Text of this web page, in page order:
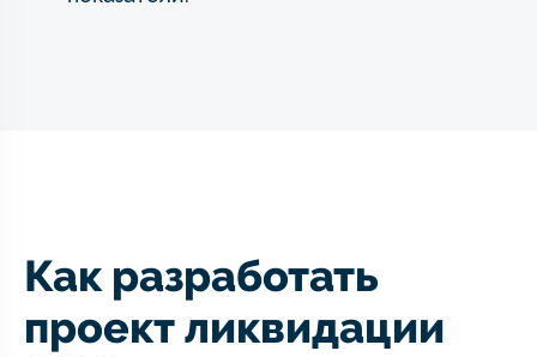
Как разработать
проект ликвидации